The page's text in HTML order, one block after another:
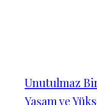
Unutulmaz
Yaşam ve